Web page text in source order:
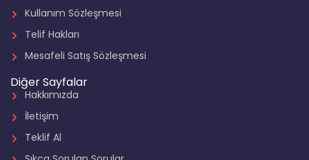
Kullanım Sözleşmesi
Telif Hakları
Mesafeli Satış Sözleşmesi
Diğer Sayfalar
Hakkımızda
İletişim
Teklif Al